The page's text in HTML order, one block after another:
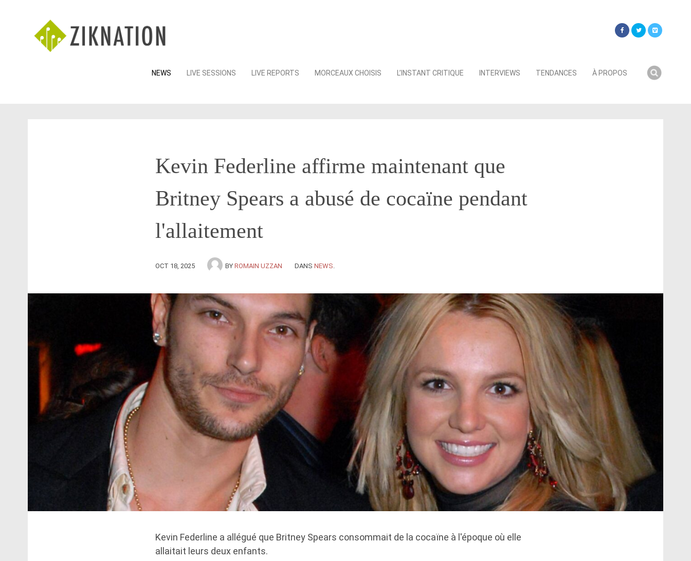
Skip
NEWS LIVE SESSIONS LIVE REPORTS MORCEAUX CHOISIS L’INSTANT CRITIQUE INTERVIEWS TENDANCES À PROPOS
Kevin Federline affirme maintenant que
Britney Spears a abusé de cocaïne pendant
l'allaitement
OCT 18, 2025 BY ROMAIN UZZAN DANS NEWS
Kevin Federline a allégué que Britney Spears consommait de la cocaïne à l'époque où elle
allaitait leurs deux enfants.